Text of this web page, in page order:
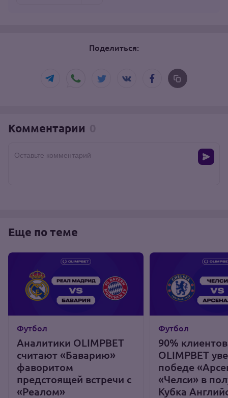
Поделиться:
Комментарии
Оставьте комментарий
Еще по теме
Футбол
Аналитики OLIMPBET
считают «Баварию»
фаворитом
предстоящей встречи с
«Реалом»
Футбол
90% клиентов
OLIMPBET
победе
«Челси» в
Кубка